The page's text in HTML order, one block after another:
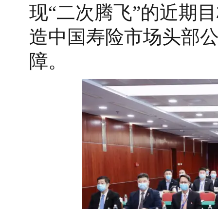
现“二次腾飞”的近期
造中国寿险市场头部
障。